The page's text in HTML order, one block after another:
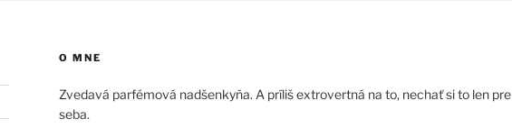
O MNE
Zvedavá parfémová nadšenkyňa. A príliš extrovertná na to, nechať si to len pre
seba.